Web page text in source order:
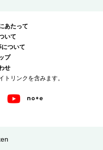
あたって
いて
ついて
プ
せ
トリンクを含みます。